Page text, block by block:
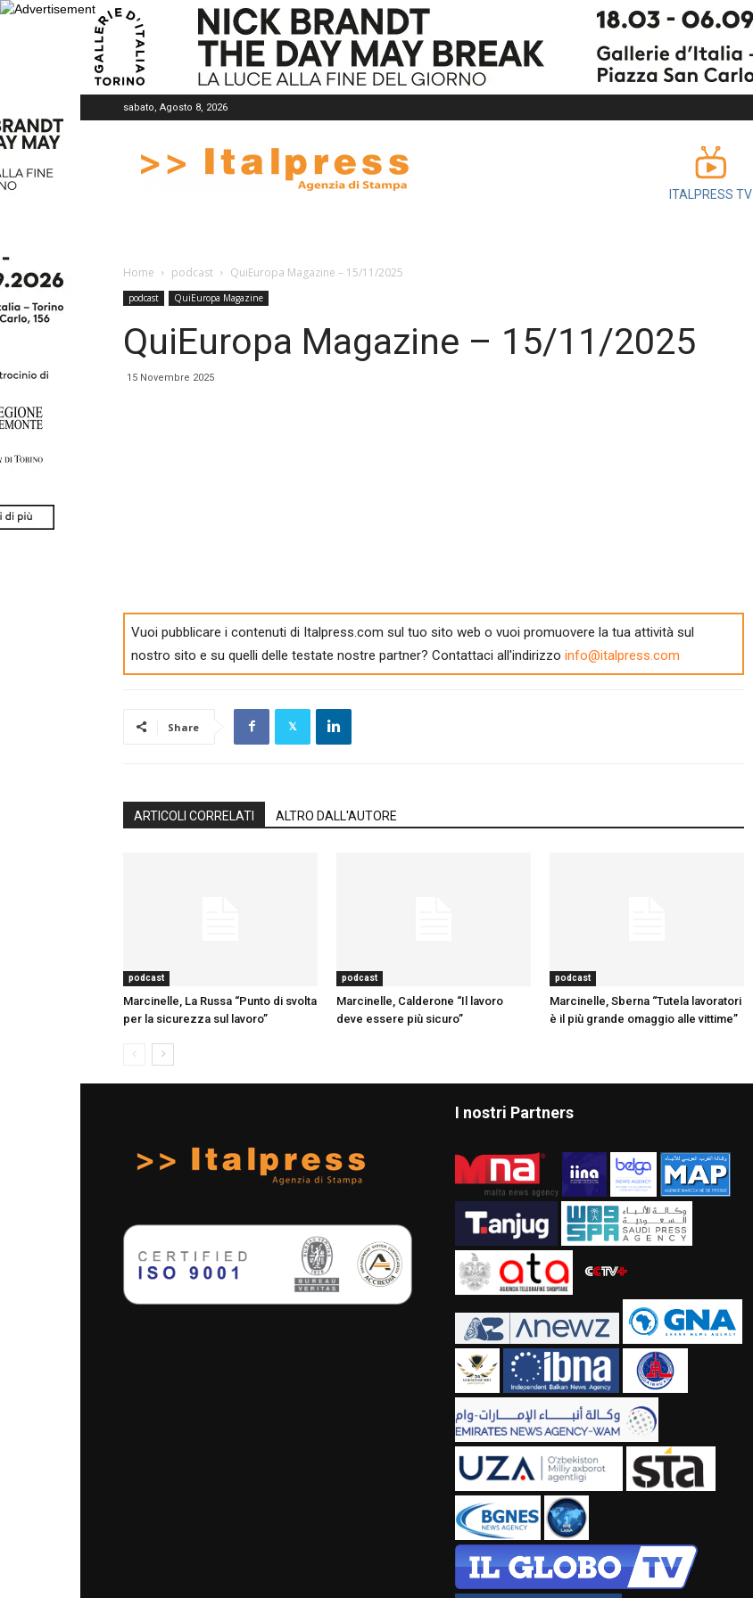
sabato, Agosto 8, 2026
ITALPRESS TV
Home podcast QuiEuropa Magazine – 15/11/2025
podcast QuiEuropa Magazine
QuiEuropa Magazine – 15/11/2025
15 Novembre 2025
Vuoi pubblicare i contenuti di Italpress.com sul tuo sito web o vuoi promuovere la tua attività sul
nostro sito e su quelli delle testate nostre partner? Contattaci all'indirizzo info@italpress.com
Share
ARTICOLI CORRELATI ALTRO DALL'AUTORE
podcast
Marcinelle, La Russa “Punto di svolta
per la sicurezza sul lavoro”
podcast
Marcinelle, Calderone “Il lavoro
deve essere più sicuro”
podcast
Marcinelle, Sberna “Tutela lavoratori
è il più grande omaggio alle vittime”
I nostri Partners